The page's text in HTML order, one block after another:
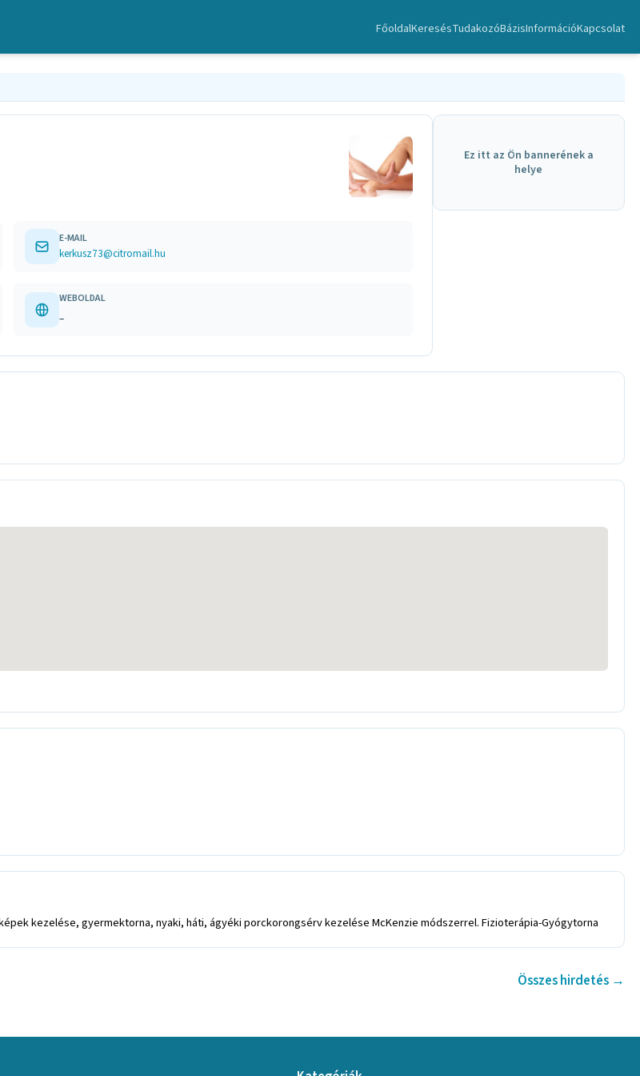
FőoldalKeresésTudakozóBázisInformációKapcsolat
E-MAIL
kerkusz73@citromail.hu
WEBOLDAL
–
Ez itt az Ön bannerének a
helye
kezelése, gyermektorna, nyaki, háti, ágyéki porckorongsérv kezelése McKenzie módszerrel. Fizioterápia-Gyógytorna
Összes hirdetés →